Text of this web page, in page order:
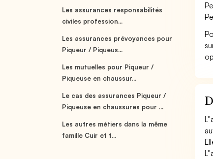
Les assurances responsabilités
civiles profession...
Les assurances prévoyances pour
Piqueur / Piqueus...
Les mutuelles pour Piqueur /
Piqueuse en chaussur...
Le cas des assurances Piqueur /
Piqueuse en chaussures pour ...
Les autres métiers dans la même
famille Cuir et t...